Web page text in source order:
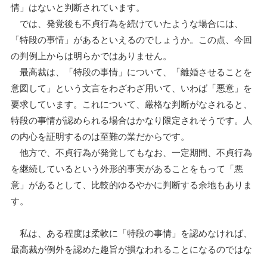
情」はないと判断されています。
では、発覚後も不貞行為を続けていたような場合には、
「特段の事情」があるといえるのでしょうか。この点、今回
の判例上からは明らかではありません。
最高裁は、「特段の事情」について、「離婚させることを
意図して」という文言をわざわざ用いて、いわば「悪意」を
要求しています。これについて、厳格な判断がなされると、
特段の事情が認められる場合はかなり限定されそうです。人
の内心を証明するのは至難の業だからです。
他方で、不貞行為が発覚してもなお、一定期間、不貞行為
を継続しているという外形的事実があることをもって「悪
意」があるとして、比較的ゆるやかに判断する余地もありま
す。
私は、ある程度は柔軟に「特段の事情」を認めなければ、
最高裁が例外を認めた趣旨が損なわれることになるのではな